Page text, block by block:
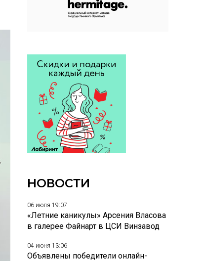
НОВОСТИ
06 июля 19:07
«Летние каникулы» Арсения Власова
в галерее Файнарт в ЦСИ Винзавод
04 июня 13:06
Объявлены победители онлайн-